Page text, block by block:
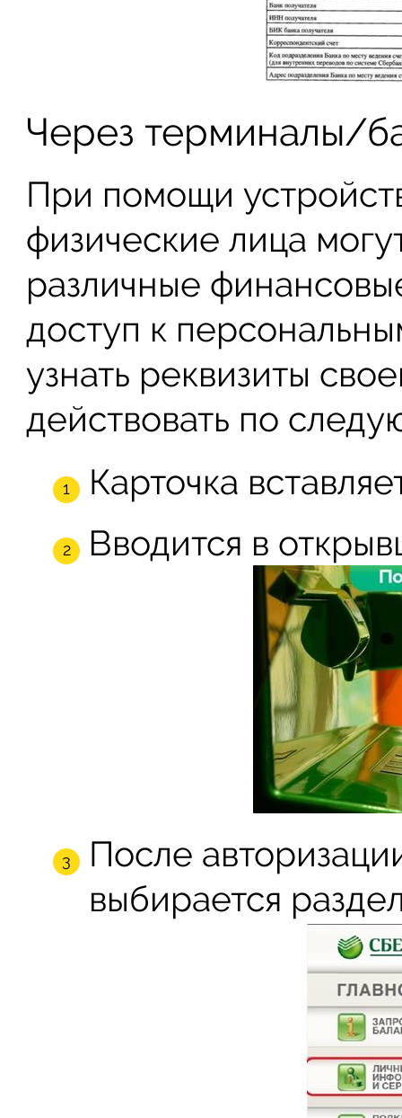
Через терминалы/
При помощи
физические лица
различные
доступ к
узнать реквизиты
действовать по
Карточка
Вводится в
После
выбирается